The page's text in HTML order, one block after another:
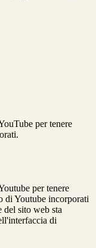
per tenere
per tenere
di Youtube incorporati
del sito web sta
di